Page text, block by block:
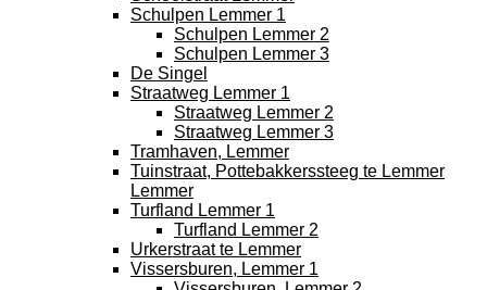
Schulpen Lemmer 1
Schulpen Lemmer 2
Schulpen Lemmer 3
De Singel
Straatweg Lemmer 1
Straatweg Lemmer 2
Straatweg Lemmer 3
Tramhaven, Lemmer
Tuinstraat, Pottebakkerssteeg te Lemmer
Lemmer
Turfland Lemmer 1
Turfland Lemmer 2
Urkerstraat te Lemmer
Vissersburen, Lemmer 1